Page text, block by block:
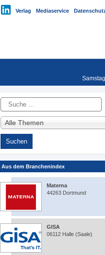
Verlag Mediaservice
Suche
Alle Themen
Aus dem Branchenindex
Materna
44263 Dortmund
GISA
06112 Halle (Saale)